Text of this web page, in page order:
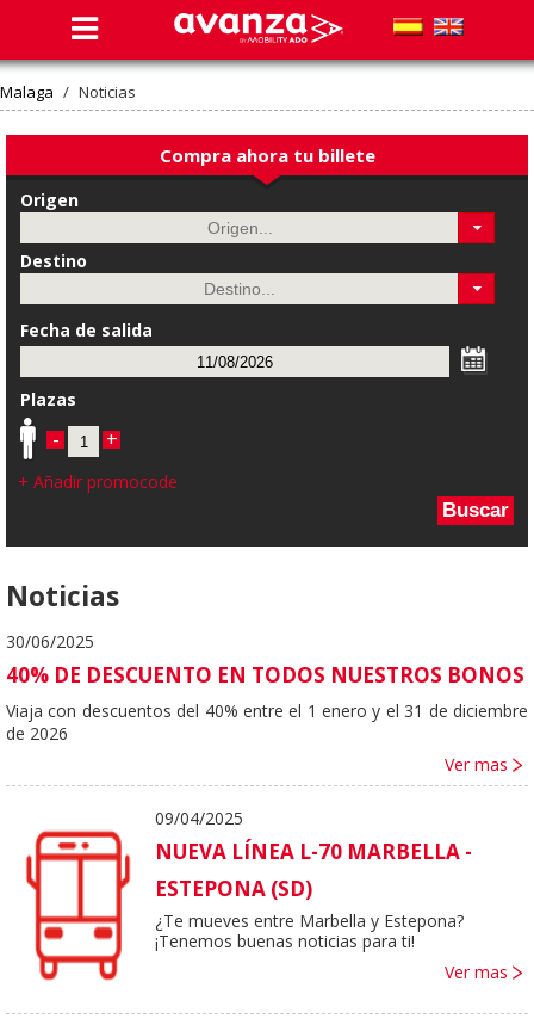
Malaga / Noticias
Compra ahora tu billete
Origen
Destino
Fecha de salida
Plazas
- +
+ Añadir promocode
Buscar
Noticias
30/06/2025
40% DE DESCUENTO EN TODOS NUESTROS BONOS
Viaja con descuentos del 40% entre el 1 enero y el 31 de diciembre
de 2026
Ver mas
09/04/2025
NUEVA LÍNEA L-70 MARBELLA -
ESTEPONA (SD)
¿Te mueves entre Marbella y Estepona?
¡Tenemos buenas noticias para ti!
Ver mas